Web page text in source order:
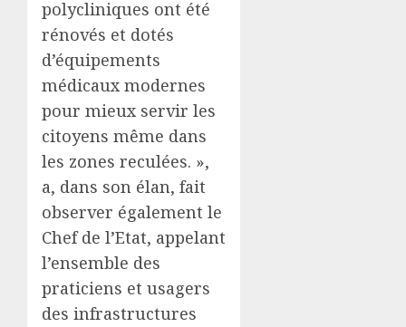
polycliniques ont été
rénovés et dotés
d’équipements
médicaux modernes
pour mieux servir les
citoyens même dans
les zones reculées. »,
a, dans son élan, fait
observer également le
Chef de l’Etat, appelant
l’ensemble des
praticiens et usagers
des infrastructures